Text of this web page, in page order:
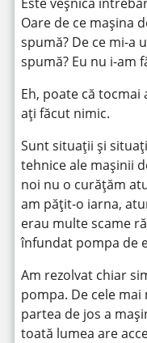
Oare de ce mașina
spumă? De ce mi-a
spumă? Eu nu i-am
Eh, poate că tocmai
ați făcut nimic.
Sunt situații și
tehnice ale mașinii
noi nu o curățăm
am pățit-o iarna,
erau multe scame
înfundat pompa de
Am rezolvat chiar
pompa. De cele
partea de jos a
toată lumea are